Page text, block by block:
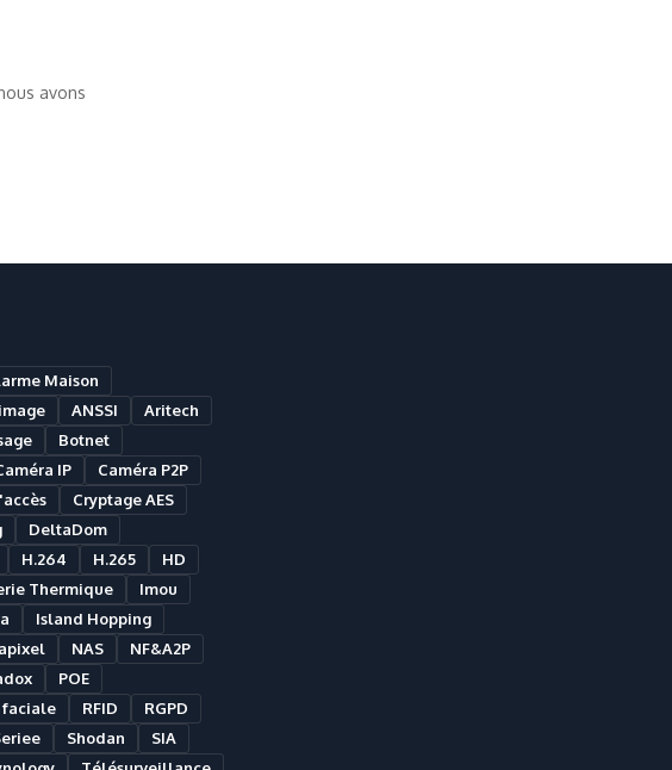
avons
Maison
ANSSI
Aritech
Botnet
IP
Caméra P2P
Cryptage AES
DeltaDom
H.264 H.265
HD
Thermique
Imou
Island Hopping
NAS
NF&A2P
POE
faciale RFID
RGPD
Shodan
SIA